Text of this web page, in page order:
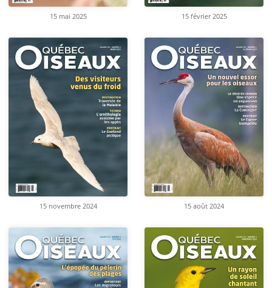
15 mai 2025 15 février 2025
15 novembre 2024 15 août 2024